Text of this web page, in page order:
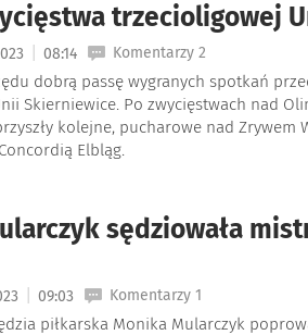
trzecioligowej
08:14 Komentarzy 2
dobrą passę wygranych spotkań
Skierniewice. Po zwycięstwach nad
kolejne, pucharowe nad Zrywem
Elbląg.
sędziowała
09:03 Komentarzy 1
piłkarska Monika Mularczyk